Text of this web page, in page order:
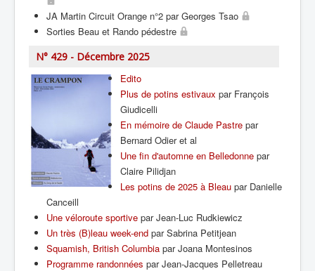
JA Martin Circuit Orange n°2 par Georges Tsao
Sorties Beau et Rando pédestre
N° 429 - Décembre 2025
Edito
Plus de potins estivaux par François
Giudicelli
En mémoire de Claude Pastre par
Bernard Odier et al
Une fin d'automne en Belledonne par
Claire Pilidjan
Les potins de 2025 à Bleau par Danielle
Canceill
Une véloroute sportive par Jean-Luc Rudkiewicz
Un très (B)leau week-end par Sabrina Petitjean
Squamish, British Columbia par Joana Montesinos
Programme randonnées par Jean-Jacques Pelletreau